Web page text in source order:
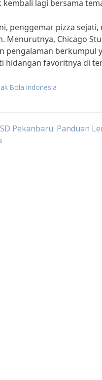
lagi bersama
penggemar pizza
Menurutnya, Chicago
pengalaman berkumpul
hidangan favoritnya di
Bola Indonesia
Pekanbaru: Panduan